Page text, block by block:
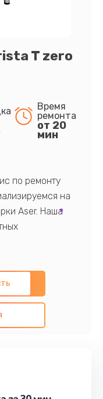
T zero
Время
ремонта
от 20
мин
по ремонту
на
Aser. Наша
и
ремонт с
компонентов, а
- предоставить
записаться на